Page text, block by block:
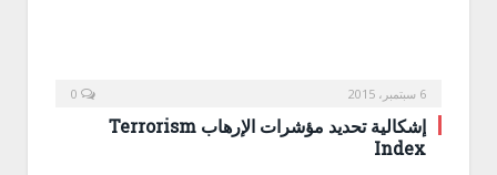
6 سبتمبر، 2015
إشكالية تحديد مؤشرات الإرهاب Terrorism
Index